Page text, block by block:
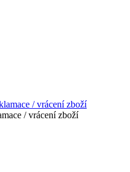
/ vrácení zboží
/ vrácení zboží